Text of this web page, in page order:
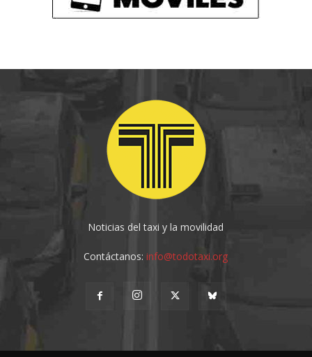
Noticias del taxi y la movilidad
Contáctanos:info@todotaxi.org